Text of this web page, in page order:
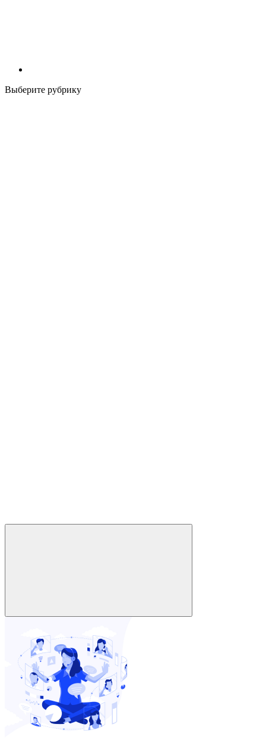
Выберите рубрику